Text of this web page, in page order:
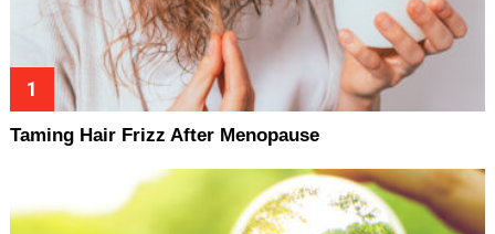
Taming Hair Frizz After Menopause